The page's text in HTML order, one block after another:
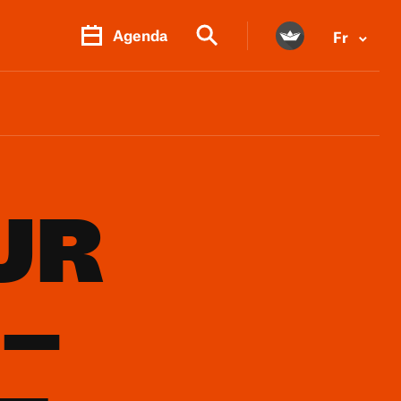
Agenda Fr